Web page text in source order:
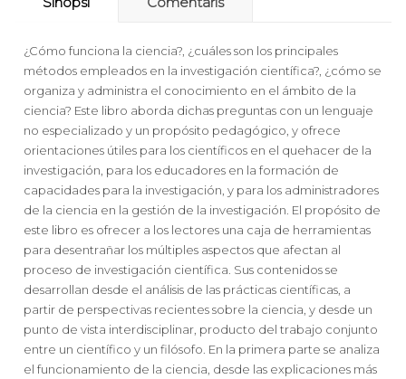
¿Cómo funciona la ciencia?, ¿cuáles son los principales
métodos empleados en la investigación científica?, ¿cómo se
organiza y administra el conocimiento en el ámbito de la
ciencia? Este libro aborda dichas preguntas con un lenguaje
no especializado y un propósito pedagógico, y ofrece
orientaciones útiles para los científicos en el quehacer de la
investigación, para los educadores en la formación de
capacidades para la investigación, y para los administradores
de la ciencia en la gestión de la investigación. El propósito de
este libro es ofrecer a los lectores una caja de herramientas
para desentrañar los múltiples aspectos que afectan al
proceso de investigación científica. Sus contenidos se
desarrollan desde el análisis de las prácticas científicas, a
partir de perspectivas recientes sobre la ciencia, y desde un
punto de vista interdisciplinar, producto del trabajo conjunto
entre un científico y un filósofo. En la primera parte se analiza
el funcionamiento de la ciencia, desde las explicaciones más